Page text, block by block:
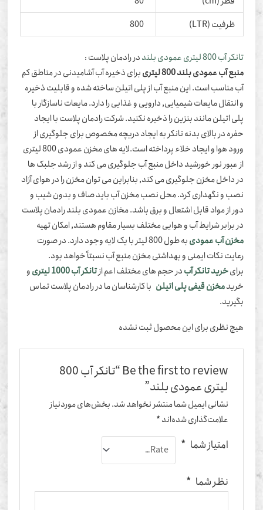
ظرفیت (LTR)
800 لیتری عمودی بلند
در رادمان پلاست :
آب عمودی بلند 800 لیتری
برای ذخیره آب آشامیدنی در مناطق کم
مناسب است. این منبع آب از پلی اتیلن ساخته شده و قابلیت ذخیره
مایعات شیمیایی, دارویی و غذایی را دارد. مایعات ناسازگار با
اتیلن مانند بنزین را ذخیره نکنید. شرکت رادمان پلاست با ایجاد
در بالای بدنه تانکر به ایجاد دریچه مخصوص برای جلوگیری از
ورود هوا و ایجاد خلاء پرداخته است.لایه های مخزن عمودی 800 لیتری
عبور نور خورشید داخل منبع آب جلوگیری می کند و از رشد جلبک ها
داخل مخزن جلوگیری می کند, بنابراین می توان مخزن را در هوای آزاد
و نگهداری کرد. محل نصب مخزن آب باید صاف و بدون شیب و
از مواد قابل اشتعال و برق باشد. مخازن عمودی بلند رادمان پلاست
برابر شرایط آب و هوایی مختلف بسیار مقاوم هستند, امکان تهیه
آب عمودی
به طول 800 لیتر با یک لایه وجود دارد. در صورت
نکات ایمنی و بهداشتی مخزن منبع آب نسبتاً خواهد بود.
خرید تانکر آبدر حجم های مختلف اعم ازتانکر آب 1000 لیتری
و
مخزن قیفی پلی اتیلنبا کارشناسان ما در رادمان پلاست تماس
نظری برای این محصول ثبت نشده
Be the first to review “تانکر آب 800
لیتری عمودی بلند”
نشانی ایمیل شما منتشر نخواهد شد.بخش‌های موردنیاز
علامت‌گذاری شده‌اند*
امتیاز شما*
نظر شما*